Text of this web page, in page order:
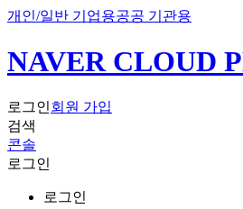
개인/일반 기업용공공 기관용
NAVER CLOUD
로그인회원 가입
검색
콘솔
로그인
로그인